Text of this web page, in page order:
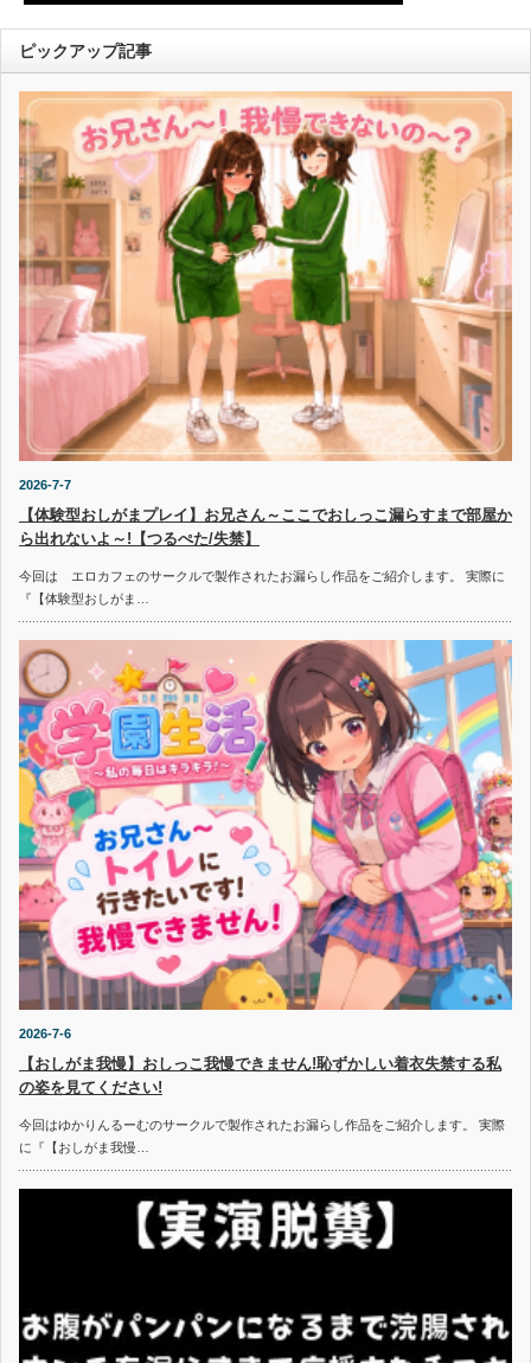
ピックアップ記事
2026-7-7
【体験型おしがまプレイ】お兄さん～ここでおしっこ漏らすまで部屋か
ら出れないよ～!【つるぺた/失禁】
今回は エロカフェのサークルで製作されたお漏らし作品をご紹介します。 実際に
『【体験型おしがま…
2026-7-6
【おしがま我慢】おしっこ我慢できません!恥ずかしい着衣失禁する私
の姿を見てください!
今回はゆかりんるーむのサークルで製作されたお漏らし作品をご紹介します。 実際
に『【おしがま我慢…